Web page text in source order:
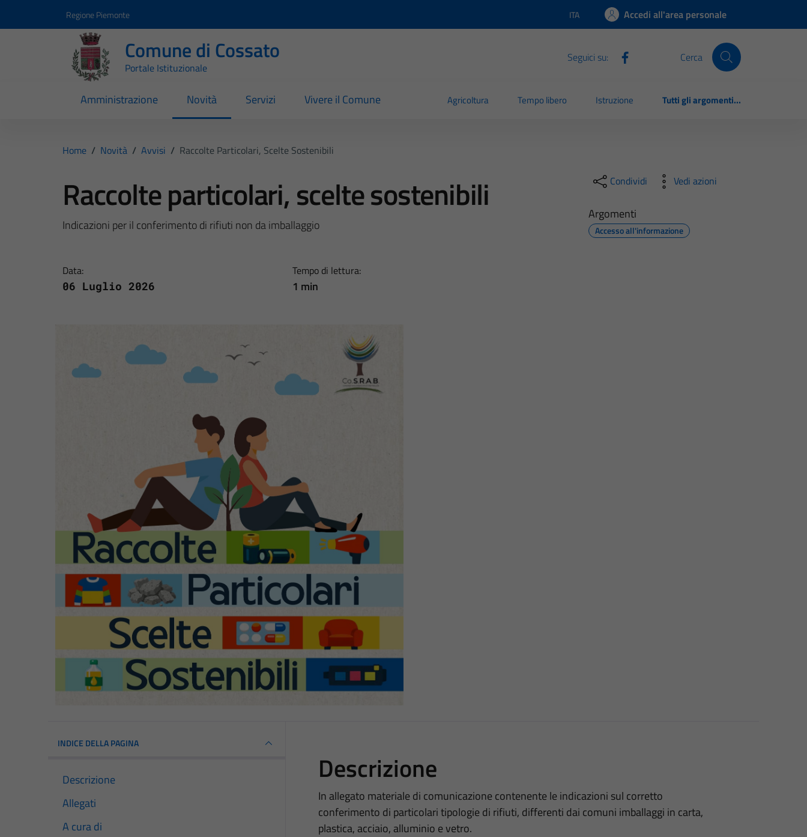
Regione Piemonte Lingua attiva:
ITA Accedi all'area personale
Comune di Cossato
Portale Istituzionale
Seguici su: Cerca
Amministrazione Novità Servizi Vivere il Comune Agricoltura Tempo libero Istruzione Tutti gli argomenti...
Home / Novità / Avvisi / Raccolte Particolari, Scelte Sostenibili
Raccolte particolari, scelte sostenibili
Indicazioni per il conferimento di rifiuti non da imballaggio
Data:
06 Luglio 2026
Tempo di lettura:
1 min
Condividi Vedi azioni
Argomenti
Accesso all'informazione
INDICE DELLA PAGINA
Descrizione
Allegati
A cura di
Descrizione
In allegato materiale di comunicazione contenente le indicazioni sul corretto
conferimento di particolari tipologie di rifiuti, differenti dai comuni imballaggi in carta,
plastica, acciaio, alluminio e vetro.